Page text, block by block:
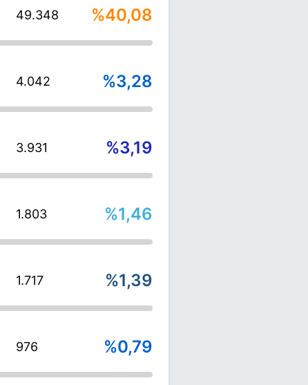
49.348 %40,08
4.042 %3,28
3.931 %3,19
1.803 %1,46
1.717 %1,39
976 %0,79